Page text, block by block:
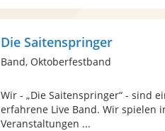
Die Saitenspringer
Band, Oktoberfestband
Wir - „Die Saitenspringer“ - sind
erfahrene Live Band. Wir spielen
Veranstaltungen ...